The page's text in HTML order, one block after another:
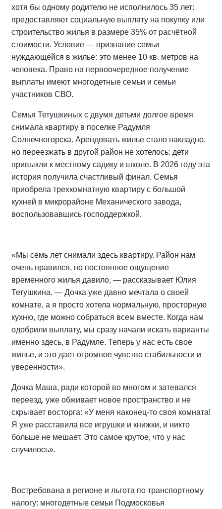
хотя бы одному родителю не исполнилось 35 лет:
предоставляют социальную выплату на покупку или
строительство жилья в размере 35% от расчётной
стоимости. Условие — признание семьи
нуждающейся в жилье: это менее 10 кв. метров на
человека. Право на первоочередное получение
выплаты имеют многодетные семьи и семьи
участников СВО.
Семья Тетушкиных с двумя детьми долгое время
снимала квартиру в поселке Радумля
Солнечногорска. Арендовать жилье стало накладно,
но переезжать в другой район не хотелось: дети
привыкли к местному садику и школе. В 2026 году эта
история получила счастливый финал. Семья
приобрела трехкомнатную квартиру с большой
кухней в микрорайоне Механического завода,
воспользовавшись господдержкой.
«Мы семь лет снимали здесь квартиру. Район нам
очень нравился, но постоянное ощущение
временного жилья давило, — рассказывает Юлия
Тетушкина. — Дочка уже давно мечтала о своей
комнате, а я просто хотела нормальную, просторную
кухню, где можно собраться всем вместе. Когда нам
одобрили выплату, мы сразу начали искать варианты
именно здесь, в Радумле. Теперь у нас есть свое
жилье, и это дает огромное чувство стабильности и
уверенности».
Дочка Маша, ради которой во многом и затевался
переезд, уже обживает новое пространство и не
скрывает восторга: «У меня наконец-то своя комната!
Я уже расставила все игрушки и книжки, и никто
больше не мешает. Это самое крутое, что у нас
случилось».
Востребована в регионе и льгота по транспортному
налогу: многодетные семьи Подмосковья